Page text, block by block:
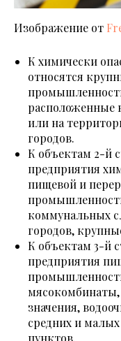
Изображение от
К химически
относятся
расположенные
или на
городов.
К объектам 2-й
предприятия
пищевой и
коммунальных
городов,
К объектам 3-й
предприятия
значения,
средних и